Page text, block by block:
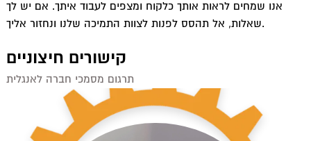
אנו שמחים לראות אותך כלקוח ומצפים לעבוד איתך. אם יש לך
שאלות, אל תהסס לפנות לצוות התמיכה שלנו ונחזור אליך.
קישורים חיצוניים
תרגום מסמכי חברה לאנגלית